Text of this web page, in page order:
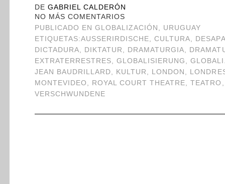
DE GABRIEL CALDERÓN
NO MÁS COMENTARIOS
PUBLICADO EN GLOBALIZACIÓN , URUGUAY
ETIQUETAS:AUSSERIRDISCHE ,CULTURA,
DICTADURA, DIKTATUR , DRAMATURGIA,
EXTRATERRESTRES, GLOBALISIERUNG ,
JEAN BAUDRILLARD, KULTUR , LONDON ,
MONTEVIDEO , ROYAL COURT THEATRE,TEATRO
VERSCHWUNDENE